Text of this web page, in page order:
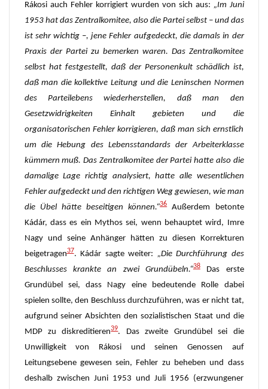
Rákosi auch Fehler korrigiert wurden von sich aus: „Im Juni
1953 hat das Zentralkomitee, also die Partei selbst – und das
ist sehr wichtig –, jene Fehler aufgedeckt, die damals in der
Praxis der Partei zu bemerken waren. Das Zentralkomitee
selbst hat festgestellt, daß der Personenkult schädlich ist,
daß man die kollektive Leitung und die Leninschen Normen
des Parteilebens wiederherstellen, daß man den
Gesetzwidrigkeiten Einhalt gebieten und die
organisatorischen Fehler korrigieren, daß man sich ernstlich
um die Hebung des Lebensstandards der Arbeiterklasse
kümmern muß. Das Zentralkomitee der Partei hatte also die
damalige Lage richtig analysiert, hatte alle wesentlichen
Fehler aufgedeckt und den richtigen Weg gewiesen, wie man
die Übel hätte beseitigen können.“36Außerdem betonte
Kádár, dass es ein Mythos sei, wenn behauptet wird, Imre
Nagy und seine Anhänger hätten zu diesen Korrekturen
beigetragen37. Kádár sagte weiter: „Die Durchführung des
Beschlusses krankte an zwei Grundübeln.“38Das erste
Grundübel sei, dass Nagy eine bedeutende Rolle dabei
spielen sollte, den Beschluss durchzuführen, was er nicht tat,
aufgrund seiner Absichten den sozialistischen Staat und die
MDP zu diskreditieren39. Das zweite Grundübel sei die
Unwilligkeit von Rákosi und seinen Genossen auf
Leitungsebene gewesen sein, Fehler zu beheben und dass
deshalb zwischen Juni 1953 und Juli 1956 (erzwungener